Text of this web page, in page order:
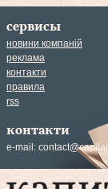
сервисы
новини компаній
реклама
контакти
правила
rss
контакти
e-mail: